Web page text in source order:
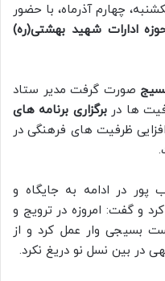
چهارم آذرماه، با حضور
ادارات شهید بهشتی(ره)
صورت گرفت مدیر ستاد
ها دربرگزاری برنامه های
ظرفیت های فرهنگی در
پور در ادامه به جایگاه و
و گفت: امروزه در ترویج و
بسیجی وار عمل کرد و از
در بین نسل نو دریغ نکرد.